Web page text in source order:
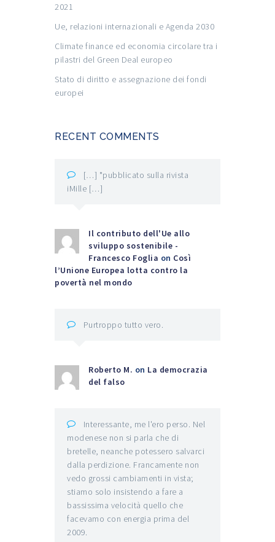
2021
Ue, relazioni internazionali e Agenda 2030
Climate finance ed economia circolare tra i
pilastri del Green Deal europeo
Stato di diritto e assegnazione dei fondi
europei
RECENT COMMENTS
[…] *pubblicato sulla rivista
iMille […]
Il contributo dell'Ue allo
sviluppo sostenibile -
Francesco Foglia on Così
l’Unione Europea lotta contro la
povertà nel mondo
Purtroppo tutto vero.
Roberto M. on La democrazia
del falso
Interessante, me l'ero perso. Nel
modenese non si parla che di
bretelle, neanche potessero salvarci
dalla perdizione. Francamente non
vedo grossi cambiamenti in vista;
stiamo solo insistendo a fare a
bassissima velocità quello che
facevamo con energia prima del
2009.